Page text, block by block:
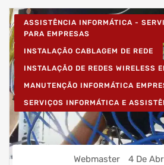
ASSISTÊNCIA INFORMÁTICA -
PARA EMPRESAS
INSTALAÇÃO CABLAGEM DE REDE
INSTALAÇÃO DE REDES WIRELESS
MANUTENÇÃO INFORMÁTICA
SERVIÇOS INFORMÁTICA E
Webmaster 4 De